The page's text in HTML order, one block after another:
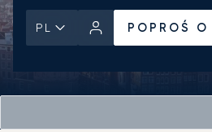
PL POPROŚ O